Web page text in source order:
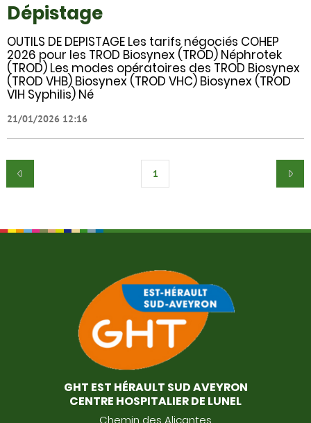
Dépistage
OUTILS DE DEPISTAGE Les tarifs négociés COHEP
2026 pour les TROD Biosynex (TROD) Néphrotek
(TROD) Les modes opératoires des TROD Biosynex
(TROD VHB) Biosynex (TROD VHC) Biosynex (TROD
VIH Syphilis) Né
21/01/2026 12:16
1
GHT EST HÉRAULT SUD AVEYRON
CENTRE HOSPITALIER DE LUNEL
Chemin des Alicantes